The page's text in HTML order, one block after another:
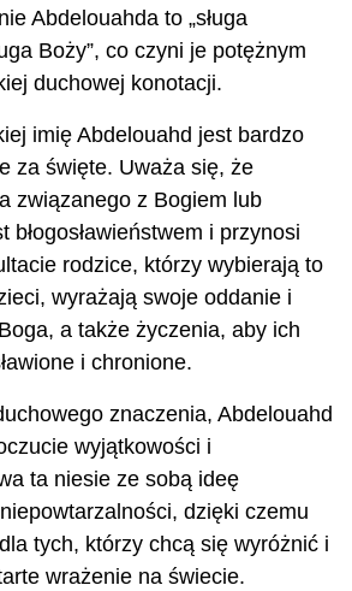
Abdelouahda to „sługa
Boży”, co czyni je potężnym
duchowej konotacji.
imię Abdelouahd jest bardzo
za święte. Uważa się, że
związanego z Bogiem lub
błogosławieństwem i przynosi
rodzice, którzy wybierają to
wyrażają swoje oddanie i
a także życzenia, aby ich
i chronione.
znaczenia, Abdelouahd
wyjątkowości i
ta niesie ze sobą ideę
dzięki czemu
tych, którzy chcą się wyróżnić i
wrażenie na świecie.